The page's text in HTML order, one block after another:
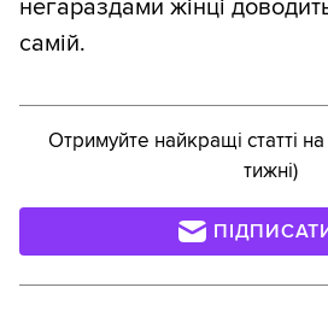
негараздами жінці
самій.
Отримуйте найкращі статті
тижні)